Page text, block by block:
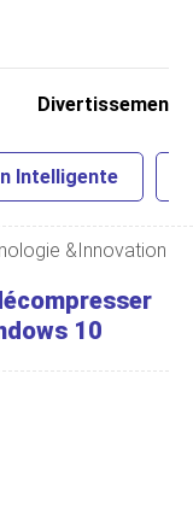
Divertissement
Intelligente
&Innovation
10